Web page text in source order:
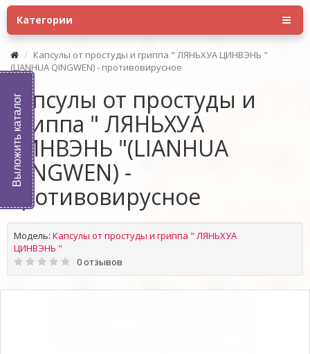
Категории
Капсулы от простуды и гриппа " ЛЯНЬХУА ЦИНВЭНЬ "
(LIANHUA QINGWEN) - противовирусное
Капсулы от простуды и
гриппа " ЛЯНЬХУА
ЦИНВЭНЬ "(LIANHUA
QINGWEN) -
противовирусное
Модель: Капсулы от простуды и гриппа " ЛЯНЬХУА
ЦИНВЭНЬ "
0 отзывов
Выложить каталог